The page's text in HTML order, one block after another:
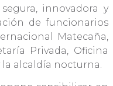
innovadora y
de funcionarios
Matecaña,
Privada, Oficina
la alcaldía nocturna.